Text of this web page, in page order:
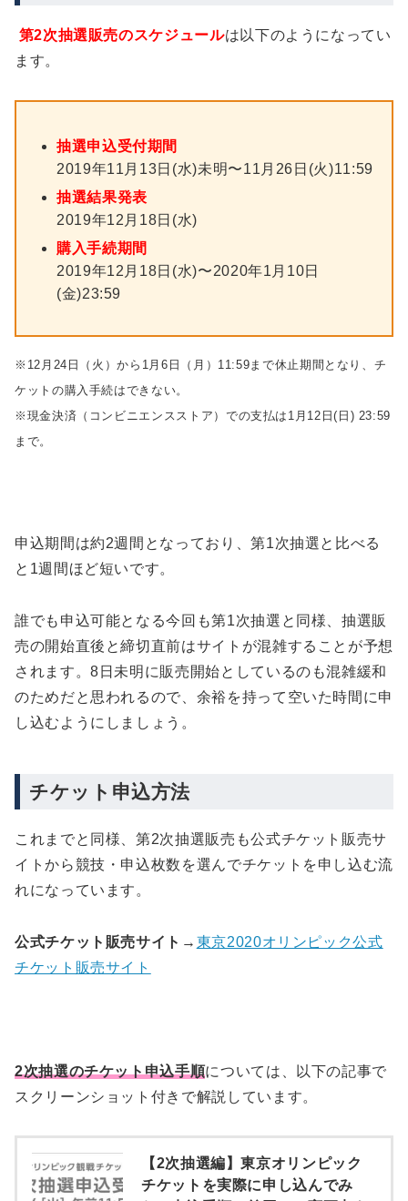
第2次抽選販売のスケジュールは以下のようになってい
ます。
抽選申込受付期間
2019年11月13日(水)未明〜11月26日(火)11:59
抽選結果発表
2019年12月18日(水)
購入手続期間
2019年12月18日(水)〜2020年1月10日
(金)23:59
※12月24日（火）から1月6日（月）11:59まで休止期間となり、チ
ケットの購入手続はできない。
※現金決済（コンビニエンスストア）での支払は1月12日(日) 23:59
まで。
申込期間は約2週間となっており、第1次抽選と比べる
と1週間ほど短いです。
誰でも申込可能となる今回も第1次抽選と同様、抽選販
売の開始直後と締切直前はサイトが混雑することが予想
されます。8日未明に販売開始としているのも混雑緩和
のためだと思われるので、余裕を持って空いた時間に申
し込むようにしましょう。
チケット申込方法
これまでと同様、第2次抽選販売も公式チケット販売サ
イトから競技・申込枚数を選んでチケットを申し込む流
れになっています。
公式チケット販売サイト → 東京2020オリンピック公式
チケット販売サイト
2次抽選のチケット申込手順については、以下の記事で
スクリーンショット付きで解説しています。
【2次抽選編】東京オリンピック
チケットを実際に申し込んでみ